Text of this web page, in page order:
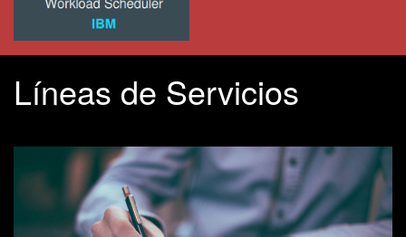
Líneas de Servicios